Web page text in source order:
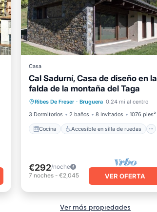
Casa
Cal Sadurní, Casa de diseño en la
falda de la montaña del Taga
Ribes De Freser · Bruguera 0.24 mi al centro
3 Dormitorios
2 baños 8 Invitados 1076 pies²
Cocina Accesible en silla de ruedas
Cocina
Accesible en silla de ruedas
Lavandería
Ropa de cama
€292/noche
7 noches- €2,045 VER OFERTA
Ver más propiedades